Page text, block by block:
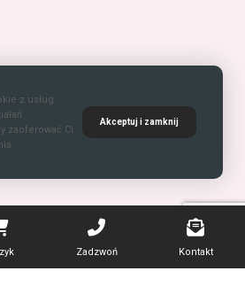
Zadzwoń Kontakt
z usług
zaoferować Ci
Akceptuj i zamknij